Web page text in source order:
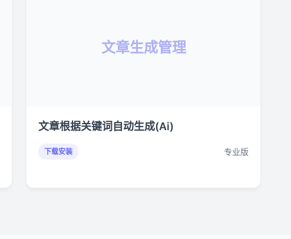
文章生成管理
文章根据关键词自动生成(Ai)
下载安装 专业版